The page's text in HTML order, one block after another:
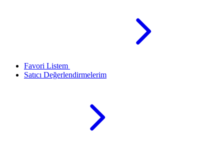
Favori Listem
Satıcı Değerlendirmelerim